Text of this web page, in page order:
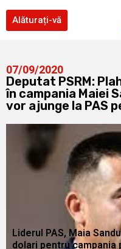
Alăturați-vă
07/09/2020
Deputat PSRM:
în campania Maiei
vor ajunge la PAS
Liderul PAS, Maia
dolari pentru campania